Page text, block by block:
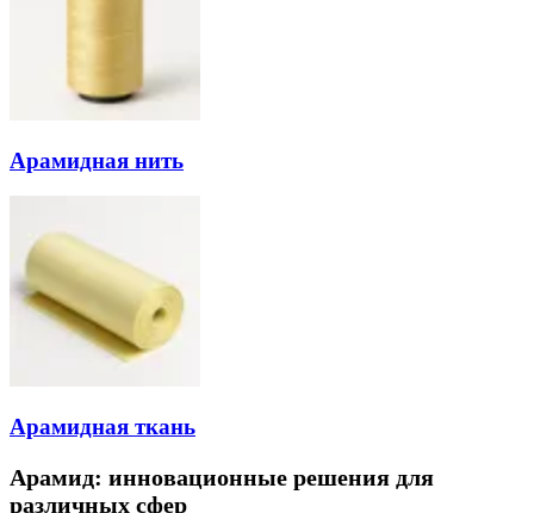
Арамидная нить
Арамидная ткань
Арамид: инновационные решения для
различных сфер